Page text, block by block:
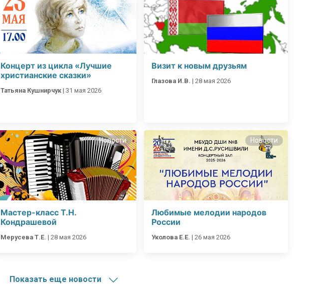
Концерт из цикла «Лучшие
христианские сказки»
Татьяна Кушнирчук| 31 мая 2026
Визит к новым друзьям
Глазова И.В. |28 мая 2026
Новости
Мастер-класс Т.Н.
Кондрашевой
Мерусева Т.Е. | 28 мая 2026
Новости
Любимые мелодии народов
России
Уколова Е.Е. |26 мая 2026
Показать еще новости